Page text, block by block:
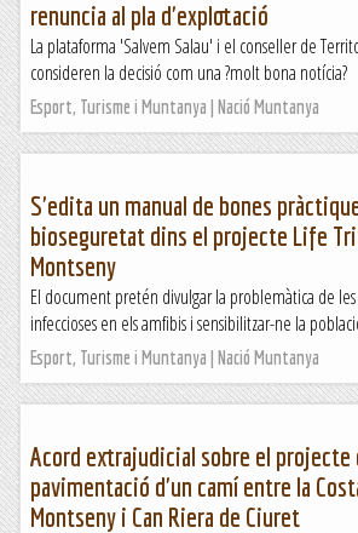
renuncia al pla d'explotació
La plataforma 'Salvem Salau' i el conseller de
consideren la decisió com una ?molt bona notícia?
Esport, Turisme i Muntanya | Nació Muntanya
S'edita un manual de bones
bioseguretat dins el projecte Life
Montseny
El document pretén divulgar la problemàtica de
infeccioses en els amfibis i sensibilitzar-ne la
Esport, Turisme i Muntanya | Nació Muntanya
Acord extrajudicial sobre el projecte
pavimentació d'un camí entre la
Montseny i Can Riera de Ciuret